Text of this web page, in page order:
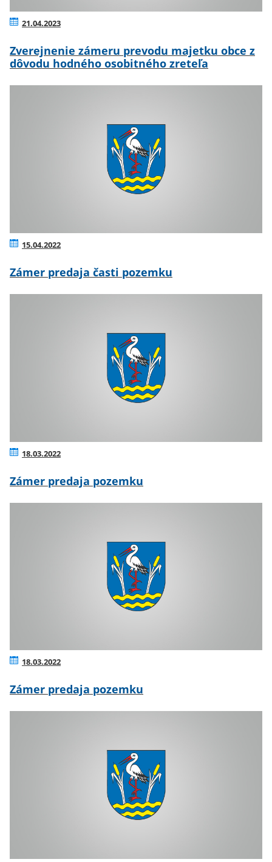
21.04.2023
Zverejnenie zámeru prevodu majetku obce z
dôvodu hodného osobitného zreteľa
15.04.2022
Zámer predaja časti pozemku
18.03.2022
Zámer predaja pozemku
18.03.2022
Zámer predaja pozemku